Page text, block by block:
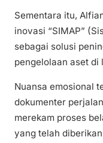
Sementara itu,
inovasi “SIMAP”
sebagai solusi
pengelolaan aset di
Nuansa emosional
dokumenter
merekam proses
yang telah